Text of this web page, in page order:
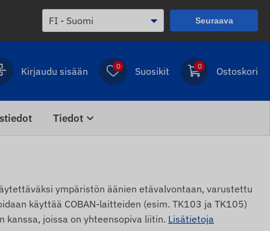
Seuraava
Kirjaudu sisään 0 Suosikit 0 Ostoskori
Tiedot
ympäristön äänien etävalvontaan, varustettu
käyttää COBAN-laitteiden (esim. TK103 ja TK105)
kanssa, joissa on yhteensopiva liitin. Lisätietoja